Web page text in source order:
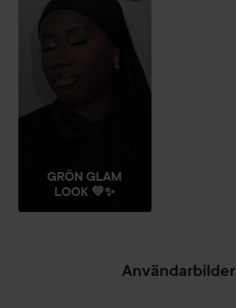
GRÖN GLAM
LOOK 💚✨️
Användarbilder